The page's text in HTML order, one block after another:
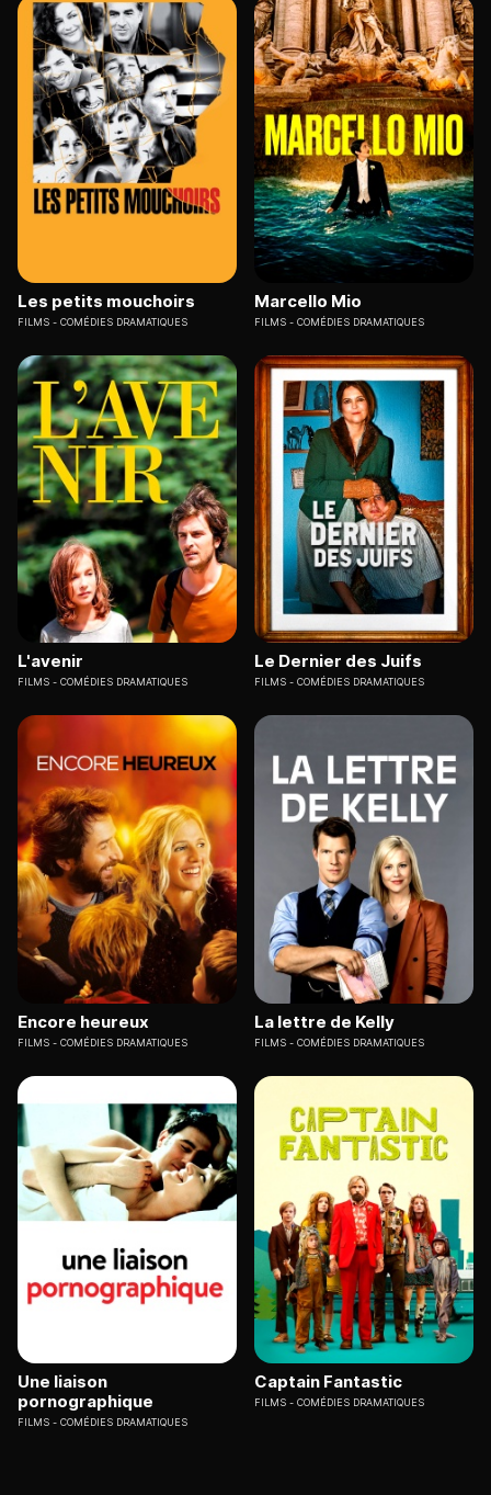
Les petits mouchoirs
FILMS COMÉDIES DRAMATIQUES
Marcello Mio
FILMS COMÉDIES DRAMATIQUES
L'avenir
FILMS COMÉDIES DRAMATIQUES
Le Dernier des Juifs
FILMS COMÉDIES DRAMATIQUES
Encore heureux
FILMS COMÉDIES DRAMATIQUES
La lettre de Kelly
FILMS COMÉDIES DRAMATIQUES
Une liaison
pornographique
FILMS COMÉDIES DRAMATIQUES
Captain Fantastic
FILMS COMÉDIES DRAMATIQUES